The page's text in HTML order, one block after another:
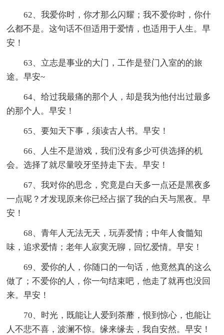
62、我爱你时，你才那么闪耀；我不爱你时，你什
么都不是。这句话不但适用于爱情，也适用于人生。早
安！
63、立志是事业的大门，工作是登门入室的的旅
途。早安~
64、给过我最痛的那个人，却是我为他付出过最多
的那个人。早安！
65、要知天下事，须读古人书。早安！
66、人生不是游戏，我们没有多少可供选择的机
会。选择了就尽量咬牙坚持走下去。早安！
67、我对你的思念，究竟是白天多一点还是黑夜多
一点呢？才发现原来你已经占据了我的白天与黑夜。早
安！
68、青年人无法无天，玩弄爱情；中年人食髓知
味，追求爱情；老年人寂寞无聊，回忆爱情。早安！
69、爱你的人，你随口的一句话，他竟然真的这么
做了；不爱你的人，你一句结束吧，他走了就再也没回
来。早安！
70、时光，既能让人爱到荼蘼，恨到惊心，也能让
人不悲不喜，波澜不惊。缘来缘去，我自安然。早安！